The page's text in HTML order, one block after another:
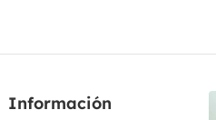
Información